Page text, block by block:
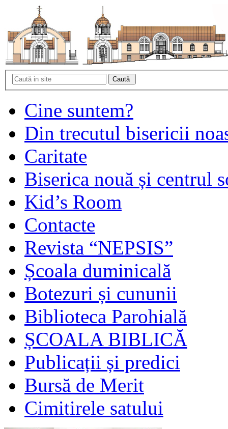
Cine suntem?
Din trecutul bisericii
Caritate
Biserica nouă și centrul
Kid’s Room
Contacte
Revista “NEPSIS”
Școala duminicală
Botezuri și cununii
Biblioteca Parohială
ȘCOALA BIBLICĂ
Publicații și predici
Bursă de Merit
Cimitirele satului